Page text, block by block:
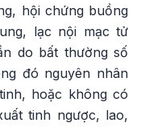
hội chứng buồng
lạc nội mạc tử
do bất thường số
đó nguyên nhân
hoặc không có
tinh ngược, lao,